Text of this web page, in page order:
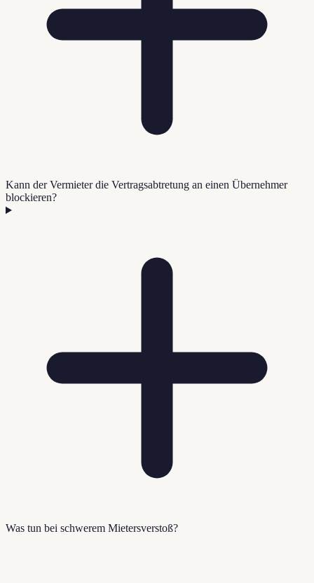
Kann der Vermieter die Vertragsabtretung an einen Übernehmer
blockieren?
Was tun bei schwerem Mietersverstoß?